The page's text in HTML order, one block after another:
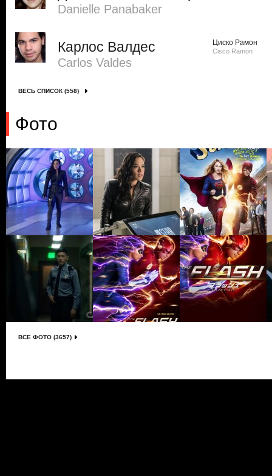
Danielle Panabaker
Карлос Валдес
Carlos Valdes
Циско Рамон
Cisco Ramon
ВЕСЬ СПИСОК (558)
Фото
ВСЕ ФОТО (3657)